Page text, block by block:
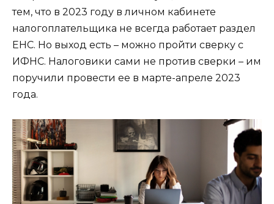
тем, что в 2023 году в личном кабинете
налогоплательщика не всегда работает раздел
ЕНС. Но выход есть – можно пройти сверку с
ИФНС. Налоговики сами не против сверки – им
поручили провести ее в марте-апреле 2023
года.